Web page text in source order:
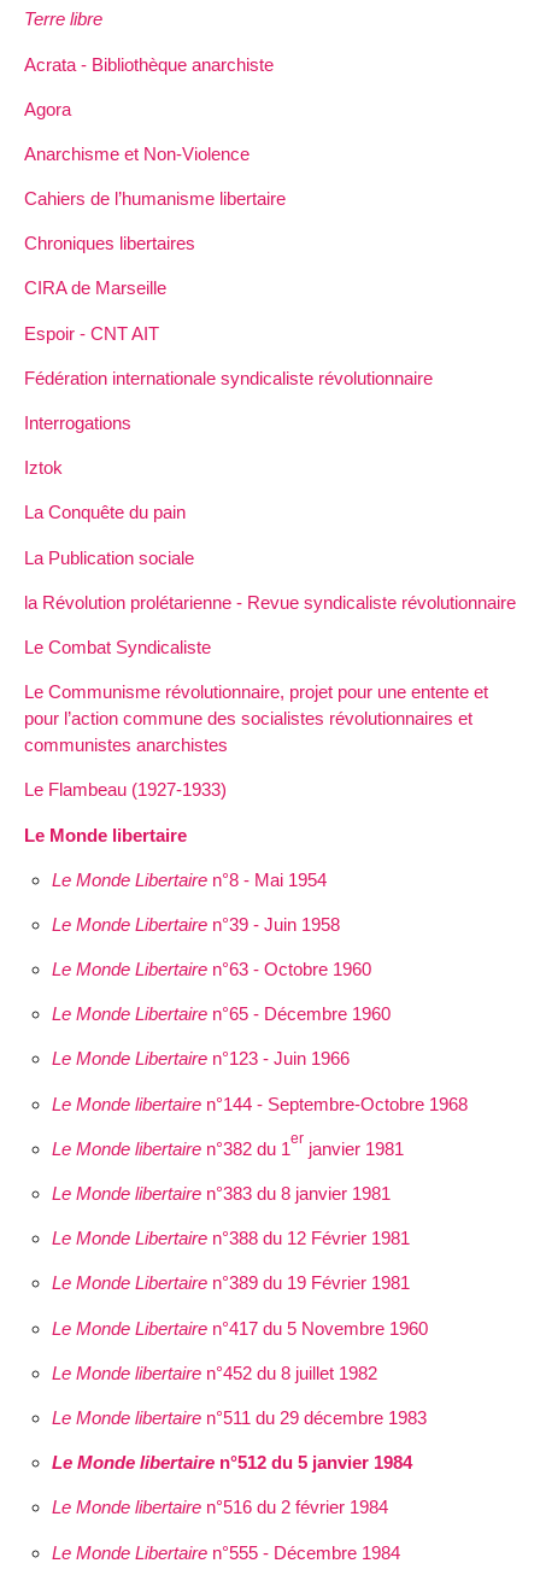
Terre libre
Acrata - Bibliothèque anarchiste
Agora
Anarchisme et Non-Violence
Cahiers de l’humanisme libertaire
Chroniques libertaires
CIRA de Marseille
Espoir - CNT AIT
Fédération internationale syndicaliste révolutionnaire
Interrogations
Iztok
La Conquête du pain
La Publication sociale
la Révolution prolétarienne - Revue syndicaliste révolutionnaire
Le Combat Syndicaliste
Le Communisme révolutionnaire, projet pour une entente et
pour l’action commune des socialistes révolutionnaires et
communistes anarchistes
Le Flambeau (1927-1933)
Le Monde libertaire
Le Monde Libertairen°8 - Mai 1954
Le Monde Libertairen°39 - Juin 1958
Le Monde Libertairen°63 - Octobre 1960
Le Monde Libertairen°65 - Décembre 1960
Le Monde Libertairen°123 - Juin 1966
Le Monde libertairen°144 - Septembre-Octobre 1968
Le Monde libertairen°382 du 1er janvier 1981
Le Monde libertairen°383 du 8 janvier 1981
Le Monde Libertairen°388 du 12 Février 1981
Le Monde Libertairen°389 du 19 Février 1981
Le Monde Libertairen°417 du 5 Novembre 1960
Le Monde libertairen°452 du 8 juillet 1982
Le Monde libertairen°511 du 29 décembre 1983
Le Monde libertairen°512 du 5 janvier 1984
Le Monde libertairen°516 du 2 février 1984
Le Monde Libertairen°555 - Décembre 1984